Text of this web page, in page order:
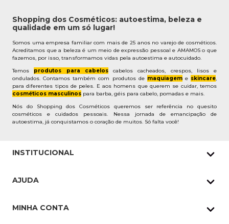
Shopping dos Cosméticos: autoestima, beleza e
qualidade em um só lugar!
Somos uma empresa familiar com mais de 25 anos no varejo de cosméticos.
Acreditamos que a beleza é um meio de expressão pessoal e AMAMOS o que
fazemos, por isso, transformamos vidas pela autoestima e autocuidado.
Temos produtos para cabeloscabelos cacheados, crespos, lisos e
ondulados. Contamos também com produtos de maquiageme skincare,
para diferentes tipos de peles. E aos homens que querem se cuidar, temos
cosméticos masculinos para barba, géis para cabelo, pomadas e mais.
Nós do Shopping dos Cosméticos queremos ser referência no quesito
cosméticos e cuidados pessoais. Nessa jornada de emancipação de
autoestima, já conquistamos o coração de muitos. Só falta você!
INSTITUCIONAL
Pedidos Whatsapp
AJUDA
MINHA CONTA